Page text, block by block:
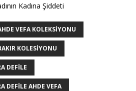
Kadına Şiddeti
VEFA KOLEKSIYONU
KOLESIYONU
DEFILE
DEFILE AHDE VEFA